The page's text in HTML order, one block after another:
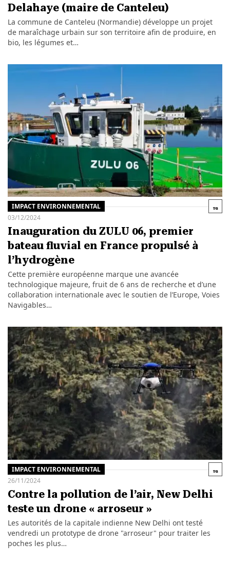
Delahaye (maire de Canteleu)
La commune de Canteleu (Normandie) développe un projet
de maraîchage urbain sur son territoire afin de produire, en
bio, les légumes et…
IMPACT ENVIRONNEMENTAL
03/12/2024
Inauguration du ZULU 06, premier
bateau fluvial en France propulsé à
l’hydrogène
Cette première européenne marque une avancée
technologique majeure, fruit de 6 ans de recherche et d’une
collaboration internationale avec le soutien de l’Europe, Voies
Navigables…
IMPACT ENVIRONNEMENTAL
26/11/2024
Contre la pollution de l’air, New Delhi
teste un drone « arroseur »
Les autorités de la capitale indienne New Delhi ont testé
vendredi un prototype de drone "arroseur" pour traiter les
poches les plus…